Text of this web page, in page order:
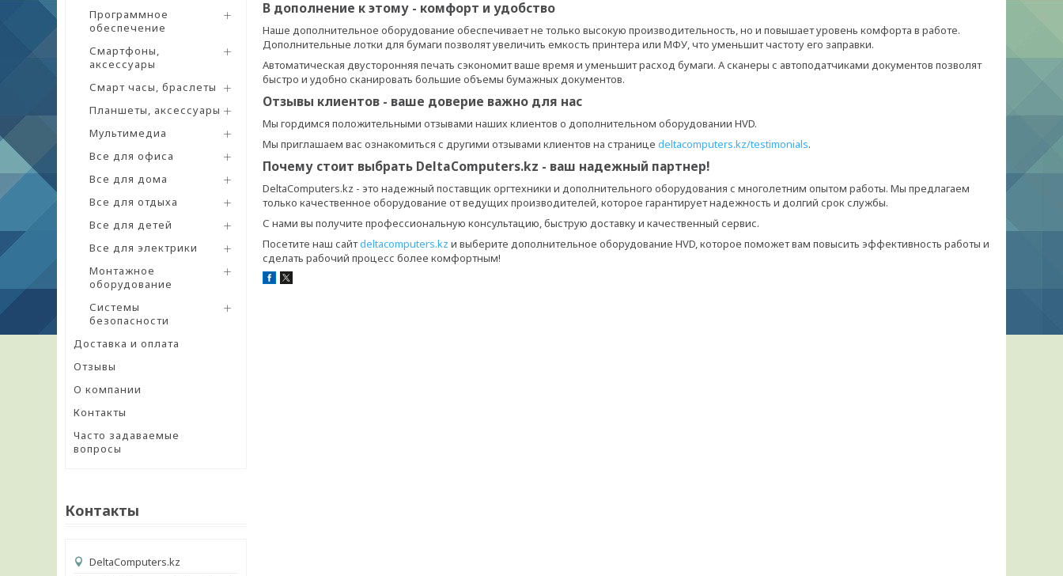
Программное
обеспечение
Смартфоны,
аксессуары
Смарт часы, браслеты
Планшеты, аксессуары
Мультимедиа
Все для офиса
Все для дома
Все для отдыха
Все для детей
Все для электрики
Монтажное
оборудование
Системы
безопасности
Доставка и оплата
Отзывы
О компании
Контакты
Часто задаваемые
вопросы
Контакты
DeltaComputers.kz
В дополнение к этому - комфорт и удобство
Наше дополнительное оборудование обеспечивает не только высокую производительность, но и повышает уровень комфорта в работе.
Дополнительные лотки для бумаги позволят увеличить емкость принтера или МФУ, что уменьшит частоту его заправки.
Автоматическая двусторонняя печать сэкономит ваше время и уменьшит расход бумаги. А сканеры с автоподатчиками документов позволят
быстро и удобно сканировать большие объемы бумажных документов.
Отзывы клиентов - ваше доверие важно для нас
Мы гордимся положительными отзывами наших клиентов о дополнительном оборудовании HVD.
Мы приглашаем вас ознакомиться с другими отзывами клиентов на странице deltacomputers.kz/testimonials.
Почему стоит выбрать DeltaComputers.kz - ваш надежный партнер!
DeltaComputers.kz - это надежный поставщик оргтехники и дополнительного оборудования с многолетним опытом работы. Мы предлагаем
только качественное оборудование от ведущих производителей, которое гарантирует надежность и долгий срок службы.
С нами вы получите профессиональную консультацию, быструю доставку и качественный сервис.
Посетите наш сайтdeltacomputers.kz и выберите дополнительное оборудование HVD, которое поможет вам повысить эффективность работы и
сделать рабочий процесс более комфортным!